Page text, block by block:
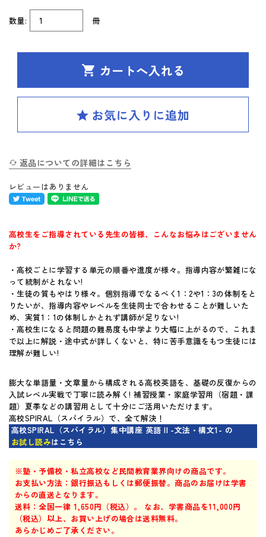
株式会社 学書
お買い物ガイド
よくあるご質問
体験版・製品資料について
お問い合せ
マイページ
数量: 冊
返品についての詳細はこちら
レビューはありません
高校生をご指導されている先生の皆様、こんなお悩みはございません
か?
・高校ごとに学習する単元の順番や進度が様々。指導内容が繁雑にな
って統制がとれない!
・生徒の質もやはり様々。個別指導でなるべく1：2や1：3の体制をと
りたいが、指導内容やレベルを生徒同士で合わせることが難しいた
め、実質1：1の体制しかとれず講師が足りない!
・高校生になると問題の難易度も中学より大幅に上がるので、これま
で以上に解説・途中式が詳しくないと、特に苦手意識をもつ生徒には
理解が難しい!
膨大な単語量・文章量から構成される高校英語を、基礎の反復からの
入試レベル実戦で丁寧に読み解く! 補習授業・家庭学習用（宿題・課
題）夏季などの講習用として十分にご活用いただけます。
高校SPIRAL（スパイラル）で、全て解決！
高校SPIRAL（スパイラル）集中講座 英語 II -文法・構文1- の
お試し読みはこちら
※塾・予備校・私立高校など民間教育業界向けの商品です。
お支払い方法：銀行振込もしくは郵便振替。商品のお届けは学書
からの直送となります。
送料：全国一律 1,650円（税込）。 なお、学書商品を11,000円
（税込）以上、お買い上げの場合は送料無料。
あらかじめご了承ください。